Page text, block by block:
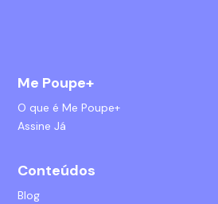
Me Poupe+
O que é Me Poupe+
Assine Já
Conteúdos
Blog